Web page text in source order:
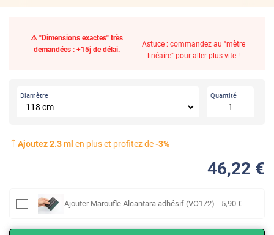
⚠️ "Dimensions exactes" très
demandées : +15j de délai.
Astuce : commandez au "mètre
linéaire" pour aller plus vite !
Diamètre Quantité
Ajoutez2.3ml en plus et profitez de-3%
46,22 €
Ajouter Maroufle Alcantara adhésif (VO172) - 5,90 €